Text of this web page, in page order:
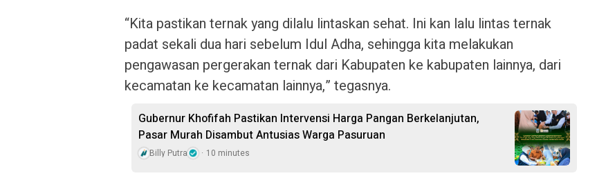
“Kita pastikan ternak yang dilalu lintaskan sehat. Ini kan lalu lintas ternak
padat sekali dua hari sebelum Idul Adha, sehingga kita melakukan
pengawasan pergerakan ternak dari Kabupaten ke kabupaten lainnya, dari
kecamatan ke kecamatan lainnya,” tegasnya.
Gubernur Khofifah Pastikan Intervensi Harga Pangan Berkelanjutan,
Pasar Murah Disambut Antusias Warga Pasuruan
Billy Putra 10 minutes